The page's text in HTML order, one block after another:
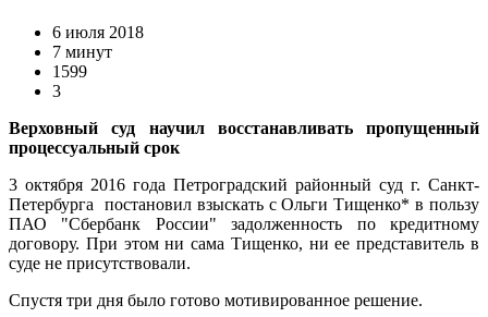
6 июля 2018
7 минут
1599
3
Верховный суд научил восстанавливать пропущенный
процессуальный срок
3 октября 2016 года Петроградский районный суд г. Санкт-
Петербурга постановил взыскать с Ольги Тищенко* в пользу
ПАО "Сбербанк России" задолженность по кредитному
договору. При этом ни сама Тищенко, ни ее представитель в
суде не присутствовали.
Спустя три дня было готово мотивированное решение.